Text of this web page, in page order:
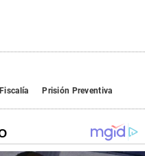
Fiscalía Prisión Preventiva